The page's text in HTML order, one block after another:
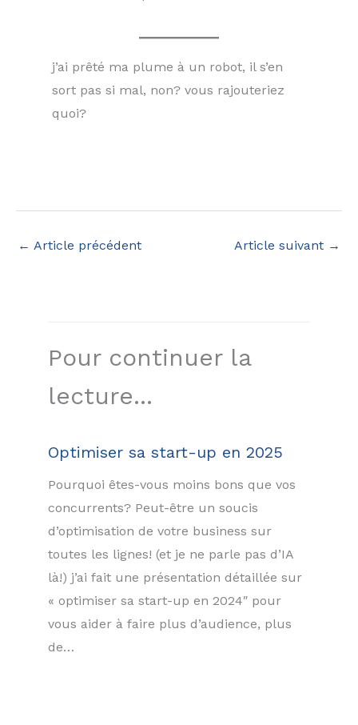
j’ai prêté ma plume à un robot, il s’en
sort pas si mal, non? vous rajouteriez
quoi?
← Article précédent Article suivant →
Pour continuer la
lecture...
Optimiser sa start-up en 2025
Pourquoi êtes-vous moins bons que vos
concurrents? Peut-être un soucis
d’optimisation de votre business sur
toutes les lignes! (et je ne parle pas d’IA
là!) j’ai fait une présentation détaillée sur
« optimiser sa start-up en 2024″ pour
vous aider à faire plus d’audience, plus
de…